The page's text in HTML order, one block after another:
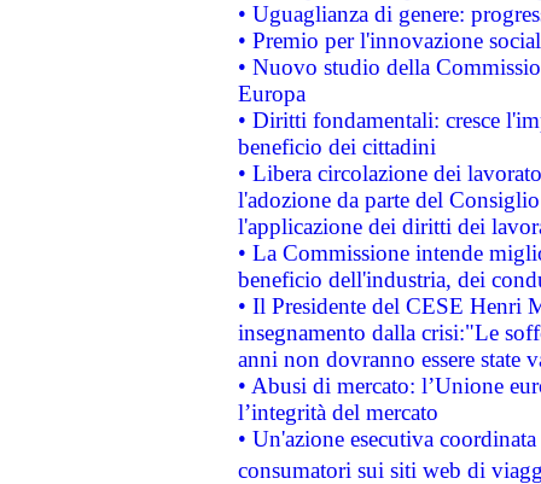
• Uguaglianza di genere:
• Premio per l'innovazione
• Nuovo studio della
Europa
• Diritti fondamentali: cresce
beneficio dei cittadini
• Libera circolazione dei
l'adozione da parte del
l'applicazione dei diritti dei
• La Commissione intende
beneficio dell'industria, dei
• Il Presidente del CESE Henri
insegnamento dalla crisi:"Le
anni non dovranno essere state
• Abusi di mercato: l’Unione
l’integrità del mercato
• Un'azione esecutiva
consumatori sui siti web di